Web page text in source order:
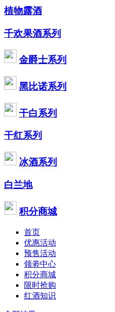
植物露酒
千欢果酒系列
金爵士系列
黑比诺系列
干白系列
干红系列
冰酒系列
白兰地
积分商城
首页
优惠活动
预售活动
领劵中心
积分商城
限时抢购
红酒知识